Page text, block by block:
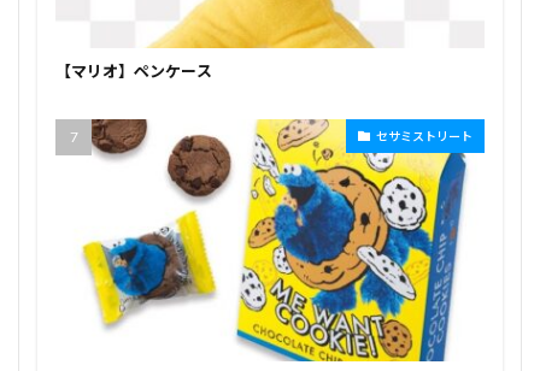
【マリオ】ペンケース
セサミストリート